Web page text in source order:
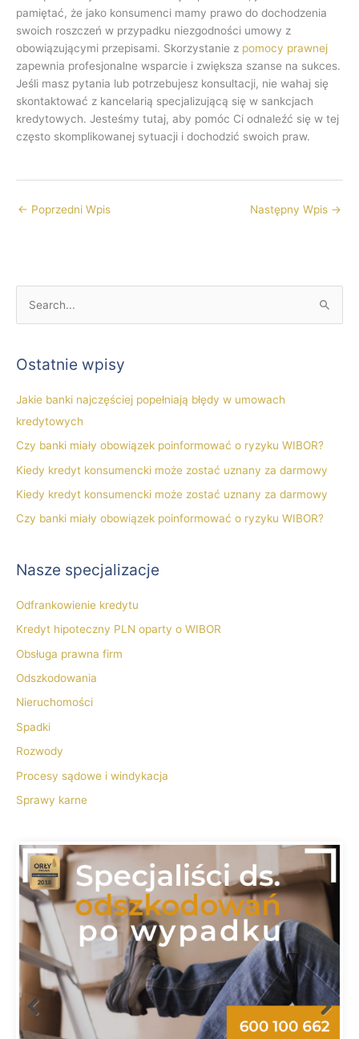
pamiętać, że jako konsumenci mamy prawo do dochodzenia
swoich roszczeń w przypadku niezgodności umowy z
obowiązującymi przepisami. Skorzystanie z pomocy prawnej
zapewnia profesjonalne wsparcie i zwiększa szanse na sukces.
Jeśli masz pytania lub potrzebujesz konsultacji, nie wahaj się
skontaktować z kancelarią specjalizującą się w sankcjach
kredytowych. Jesteśmy tutaj, aby pomóc Ci odnaleźć się w tej
często skomplikowanej sytuacji i dochodzić swoich praw.
← Poprzedni Wpis Następny Wpis →
k
a
j
d
Ostatnie wpisy
Jakie banki najczęściej popełniają błędy w umowach
kredytowych
Czy banki miały obowiązek poinformować o ryzyku WIBOR?
Kiedy kredyt konsumencki może zostać uznany za darmowy
Kiedy kredyt konsumencki może zostać uznany za darmowy
Czy banki miały obowiązek poinformować o ryzyku WIBOR?
Nasze specjalizacje
Odfrankowienie kredytu
Kredyt hipoteczny PLN oparty o WIBOR
Obsługa prawna firm
Odszkodowania
Nieruchomości
Spadki
Rozwody
Procesy sądowe i windykacja
Sprawy karne